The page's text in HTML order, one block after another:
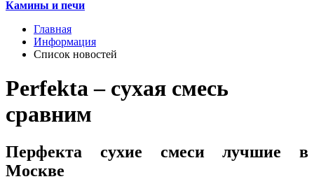
Камины и печи
Главная
Информация
Список новостей
Perfekta – сухая смесь
сравним
Перфекта сухие смеси лучшие в
Москве